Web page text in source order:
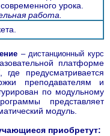
урока.
работа.
– дистанционный курс
платформе
предусматривается
преподавателям и
по модульному
представляет
модуль.
приобретут: